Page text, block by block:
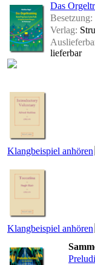
Das
Besetzung:
Verlag:
lieferbar
Klangbeispiel anhören
Klangbeispiel anhören